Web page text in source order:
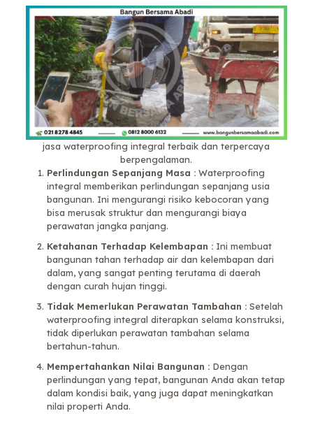
jasa waterproofing integral terbaik dan terpercaya
berpengalaman.
Perlindungan Sepanjang Masa :Waterproofing
integral memberikan perlindungan sepanjang usia
bangunan. Ini mengurangi risiko kebocoran yang
bisa merusak struktur dan mengurangi biaya
perawatan jangka panjang.
Ketahanan Terhadap Kelembapan :Ini membuat
bangunan tahan terhadap air dan kelembapan dari
dalam, yang sangat penting terutama di daerah
dengan curah hujan tinggi.
Tidak Memerlukan Perawatan Tambahan :Setelah
waterproofing integral diterapkan selama konstruksi,
tidak diperlukan perawatan tambahan selama
bertahun-tahun.
Mempertahankan Nilai Bangunan :Dengan
perlindungan yang tepat, bangunan Anda akan tetap
dalam kondisi baik, yang juga dapat meningkatkan
nilai properti Anda.